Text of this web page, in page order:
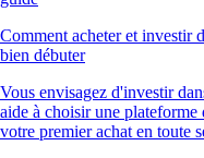
Comment acheter et investir
bien débuter
Vous envisagez d'investir
aide à choisir une plateforme
votre premier achat en toute